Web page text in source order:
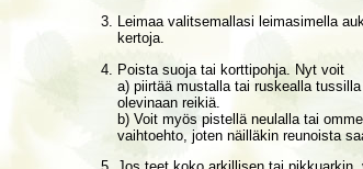
Leimaa valitsemallasi leimasimella
kertoja.
Poista suoja tai korttipohja. Nyt voit
a) piirtää mustalla tai ruskealla
olevinaan reikiä.
b) Voit myös pistellä neulalla tai
vaihtoehto, joten näilläkin reunoista